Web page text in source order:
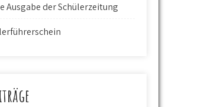
Ausgabe der Schülerzeitung